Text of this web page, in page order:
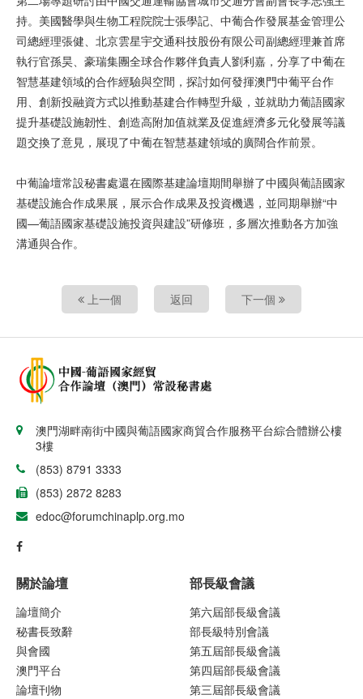
持。美國醫學與生物工程院院士張學記、中葡合作發展基金管理公
司總經理張健、北京雲星宇交通科技股份有限公司副總經理兼首席
執行官孫昊、豪瑞集團全球合作夥伴負責人劉利嘉，分享了中葡在
智慧基建領域的合作經驗與空間，探討如何發揮澳門中葡平台作
用、創新投融資方式以推動基建合作轉型升級，並就助力葡語國家
提升基礎設施韌性、創造高附加值就業及促進經濟多元化發展等議
題交換了意見，展現了中葡在智慧基建領域的廣闊合作前景。
中葡論壇常設秘書處還在國際基建論壇期間舉辦了中國與葡語國家
基礎設施合作成果展，展示合作成果及投資機遇，並同期舉辦“中
國—葡語國家基礎設施投資與建設”研修班，多層次推動各方加強
溝通與合作。
上一個 返回 下一個
澳門湖畔南街中國與葡語國家商貿合作服務平台綜合體辦公樓
3樓
(853) 8791 3333
(853) 2872 8283
edoc@forumchinaplp.org.mo
關於論壇
論壇簡介
秘書長致辭
與會國
澳門平台
論壇刊物
部長級會議
第六屆部長級會議
部長級特別會議
第五屆部長級會議
第四屆部長級會議
第三屆部長級會議